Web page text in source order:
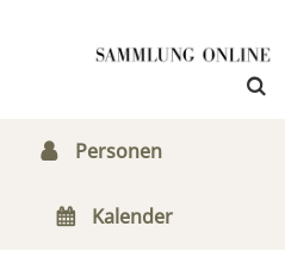
Personen
Kalender